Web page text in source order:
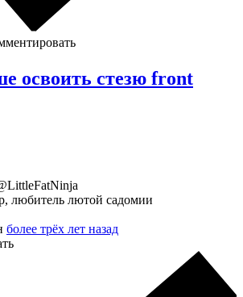
освоить стезю front
любитель лютой садомии
более трёх лет назад